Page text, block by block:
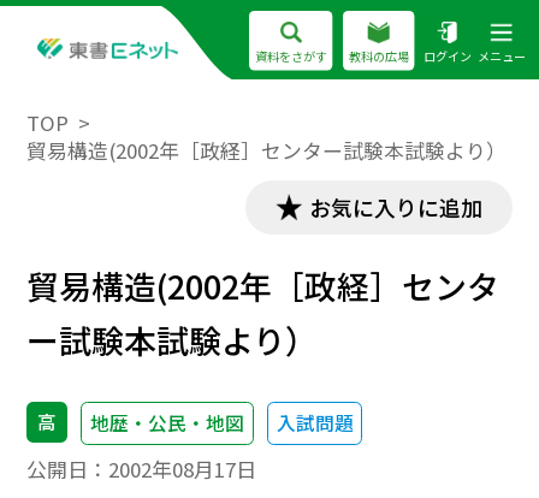
資料をさがす 教科の広場 ログイン メニュー
TOP
貿易構造(2002年［政経］センター試験本試験より）
お気に入りに追加
貿易構造(2002年［政経］センタ
ー試験本試験より）
高 地歴・公民・地図 入試問題
公開日： 2002年08月17日